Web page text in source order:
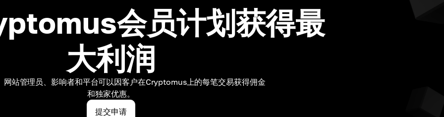
会员计划获得最
大利润
网站管理员、影响者和平台可以因客户在Cryptomus上的每笔交易获得佣金
和独家优惠。
提交申请